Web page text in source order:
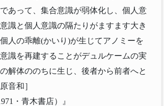
あって、集合意識が弱体化し、個人意
識と個人意識の隔たりがますます大き
人の乖離(かいり)が生じてアノミーを
識を再建することがデュルケームの実
解体ののちに生じ、後者から前者へと
音和］
・青木書店）』